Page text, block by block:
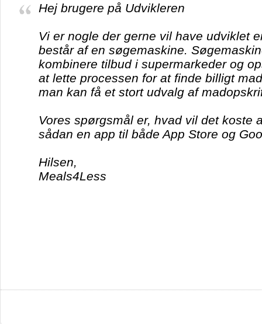
Hej brugere på Udvikleren
Vi er nogle der gerne vil have udviklet
består af en søgemaskine.
kombinere tilbud i supermarkeder og
at lette processen for at finde billigt
man kan få et stort udvalg af
Vores spørgsmål er, hvad vil det koste
sådan en app til både App Store og
Hilsen,
Meals4Less